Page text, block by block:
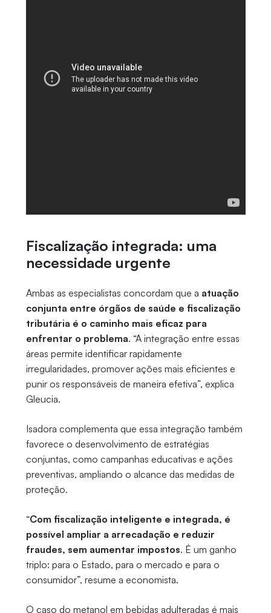
Fiscalização integrada: uma
necessidade urgente
Ambas as especialistas concordam que a atuação
conjunta entre órgãos de saúde e fiscalização
tributária é o caminho mais eficaz para
enfrentar o problema. “A integração entre essas
áreas permite identificar rapidamente
irregularidades, promover ações mais eficientes e
punir os responsáveis de maneira efetiva”, explica
Gleucia.
Isadora complementa que essa integração também
favorece o desenvolvimento de estratégias
conjuntas, como campanhas educativas e ações
preventivas, ampliando o alcance das medidas de
proteção.
“Com fiscalização inteligente e integrada, é
possível ampliar a arrecadação e reduzir
fraudes, sem aumentar impostos. É um ganho
triplo: para o Estado, para o mercado e para o
consumidor”, resume a economista.
O caso do metanol em bebidas adulteradas é mais